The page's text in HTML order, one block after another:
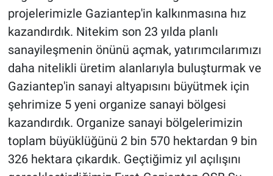
projelerimizle Gaziantep'in kalkınmasına hız
kazandırdık. Nitekim son 23 yılda planlı
sanayileşmenin önünü açmak, yatırımcılarımızı
daha nitelikli üretim alanlarıyla buluşturmak ve
Gaziantep'in sanayi altyapısını büyütmek için
şehrimize 5 yeni organize sanayi bölgesi
kazandırdık. Organize sanayi bölgelerimizin
toplam büyüklüğünü 2 bin 570 hektardan 9 bin
326 hektara çıkardık. Geçtiğimiz yıl açılışını